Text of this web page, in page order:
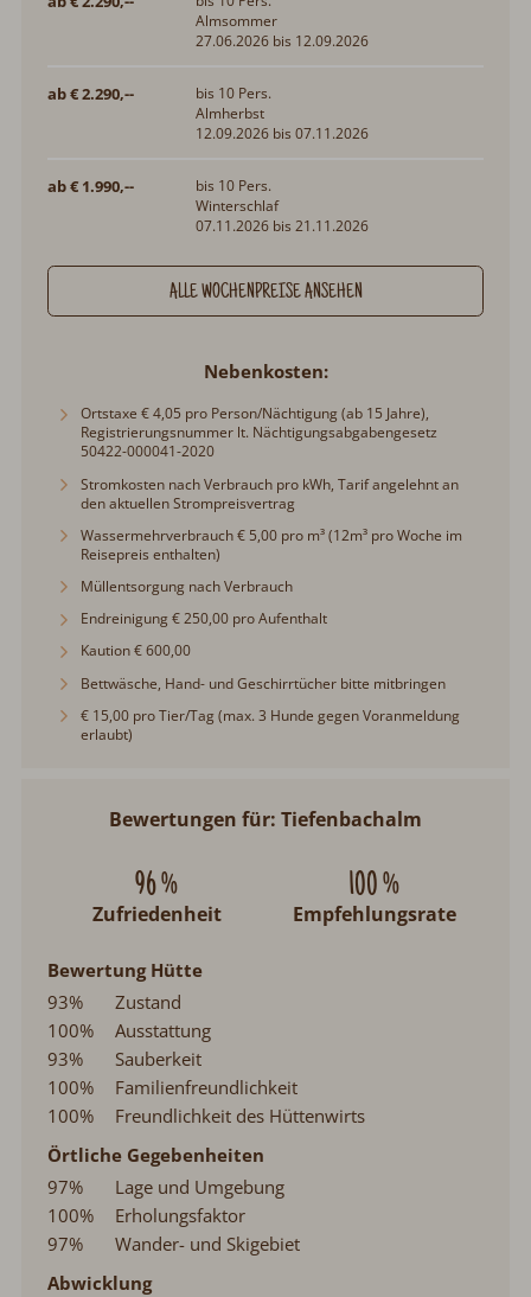
ab € 2.290,--
bis 10 Pers.
Almherbst
12.09.2026 bis 07.11.2026
ab € 1.990,--
bis 10 Pers.
Winterschlaf
07.11.2026 bis 21.11.2026
ALLE WOCHENPREISE ANSEHEN
Nebenkosten
Stromkosten nach Verbrauch pro kWh, Tarif angelehnt an den
aktuellen Strompreisvertrag
Wassermehrverbrauch € 5,00 pro m³ (12m³ pro Woche im
Müllentsorgung nach Verbrauch
Endreinigung € 250,00 pro Aufenthalt
Kaution € 600,00
erlaubt)
Bewertungen für: Tiefenbachalm
96 %
Zufriedenheit
100 %
Empfehlungsrate
Bewertung Hütte
Zustand
93%
Sauberkeit
100%
Familienfreundlichkeit
100%
Freundlichkeit des Hüttenwirts
Örtliche Gegebenheiten
97%
Lage und Umgebung
97%
Wander- und Skigebiet
Abwicklung
97%
Buchungsablauf
90%
Preis- Leistungsverhältnis